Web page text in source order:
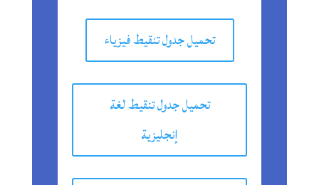
تحميل جدول تنقيط فيزياء
تحميل جدول تنقيط لغة
إنجليزية